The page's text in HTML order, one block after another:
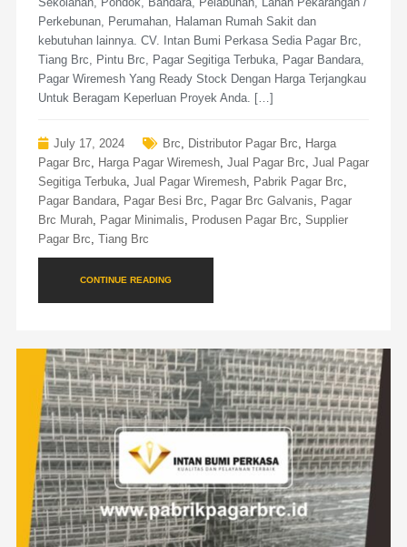
Perkebunan, Perumahan, Halaman Rumah Sakit dan
kebutuhan lainnya. CV. Intan Bumi Perkasa Sedia Pagar Brc,
Tiang Brc, Pintu Brc, Pagar Segitiga Terbuka, Pagar Bandara,
Pagar Wiremesh Yang Ready Stock Dengan Harga Terjangkau
Untuk Beragam Keperluan Proyek Anda. […]
July 17, 2024 Brc, Distributor Pagar Brc, Harga
Pagar Brc, Harga Pagar Wiremesh, Jual Pagar Brc, Jual Pagar
Segitiga Terbuka, Jual Pagar Wiremesh, Pabrik Pagar Brc,
Pagar Bandara, Pagar Besi Brc, Pagar Brc Galvanis, Pagar
Brc Murah, Pagar Minimalis, Produsen Pagar Brc, Supplier
Pagar Brc, Tiang Brc
CONTINUE READING